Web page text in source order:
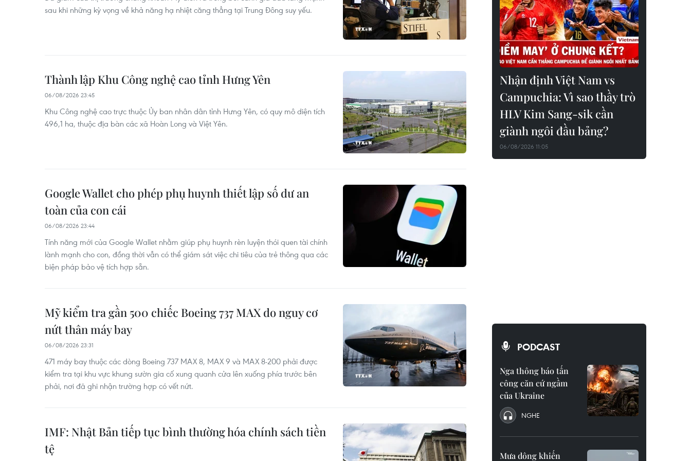
sau khi những kỳ vọng về khả năng hạ nhiệt căng thẳng tại Trung Đông suy yếu.
Thành lập Khu Công nghệ cao tỉnh Hưng Yên
06/08/2026 23:45
Khu Công nghệ cao trực thuộc Ủy ban nhân dân tỉnh Hưng Yên, có quy mô diện tích
496,1 ha, thuộc địa bàn các xã Hoàn Long và Việt Yên.
Google Wallet cho phép phụ huynh thiết lập số dư an
toàn của con cái
06/08/2026 23:44
Tính năng mới của Google Wallet nhằm giúp phụ huynh rèn luyện thói quen tài chính
lành mạnh cho con, đồng thời vẫn có thể giám sát việc chi tiêu của trẻ thông qua các
biện pháp bảo vệ tích hợp sẵn.
Mỹ kiểm tra gần 500 chiếc Boeing 737 MAX do nguy cơ
nứt thân máy bay
06/08/2026 23:31
471 máy bay thuộc các dòng Boeing 737 MAX 8, MAX 9 và MAX 8-200 phải được
kiểm tra tại khu vực khung sườn gia cố xung quanh cửa lên xuống phía trước bên
phải, nơi đã ghi nhận trường hợp có vết nứt.
IMF: Nhật Bản tiếp tục bình thường hóa chính sách tiền
tệ
Nhận định Việt Nam vs
Campuchia: Vì sao thầy trò
HLV Kim Sang-sik cần
giành ngôi đầu bảng?
06/08/2026 11:05
PODCAST
Nga thông báo tấn
công căn cứ ngầm
của Ukraine
NGHE
Mưa dông khiến